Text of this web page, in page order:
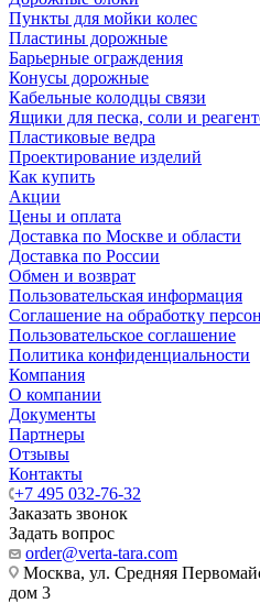
Пункты для мойки колес
Пластины дорожные
Барьерные ограждения
Конусы дорожные
Кабельные колодцы связи
Ящики для песка, соли и
Пластиковые ведра
Проектирование изделий
Как купить
Акции
Цены и оплата
Доставка по Москве и области
Доставка по России
Обмен и возврат
Пользовательская информация
Соглашение на обработку
Пользовательское соглашение
Политика конфиденциальности
Компания
О компании
Документы
Партнеры
Отзывы
Контакты
+7 495 032-76-32
Заказать звонок
Задать вопрос
order@verta-tara.com
Москва, ул. Средняя
дом 3